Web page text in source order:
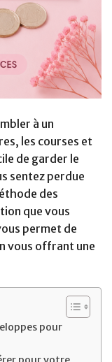
à un
les courses et
de garder le
sentez perdue
des
que vous
permet de
vous offrant une
pour